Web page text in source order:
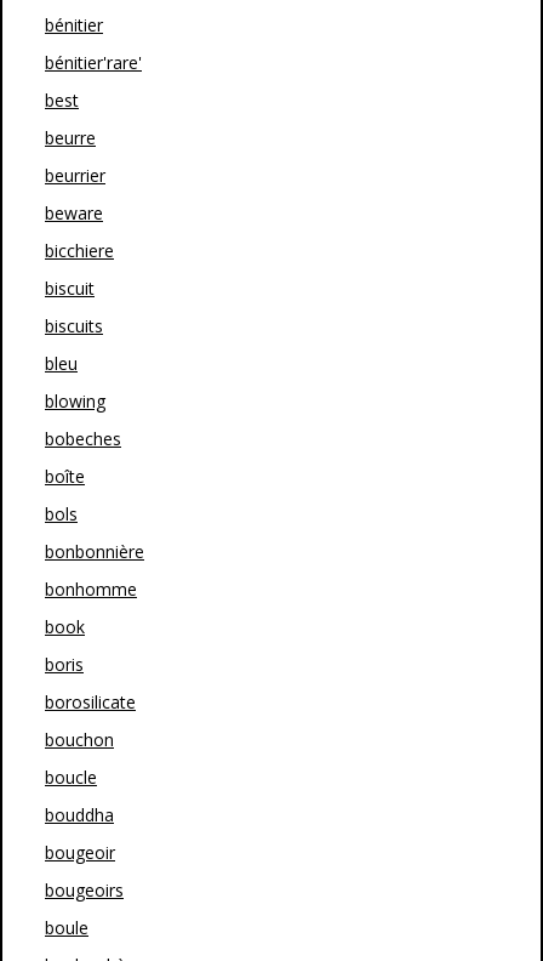
bénitier
bénitier'rare'
best
beurre
beurrier
beware
bicchiere
biscuit
biscuits
bleu
blowing
bobeches
boîte
bols
bonbonnière
bonhomme
book
boris
borosilicate
bouchon
boucle
bouddha
bougeoir
bougeoirs
boule